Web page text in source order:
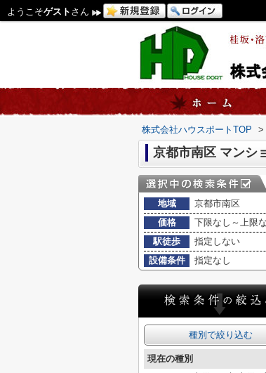
ようこそゲスト さん
株式会社ハウスポートTOP >
京都市南区 マンシ
地域
京都市南区
価格
下限なし～上限
駅徒歩
指定しない
設備条件
指定なし
種別で絞り込む
現在の種別